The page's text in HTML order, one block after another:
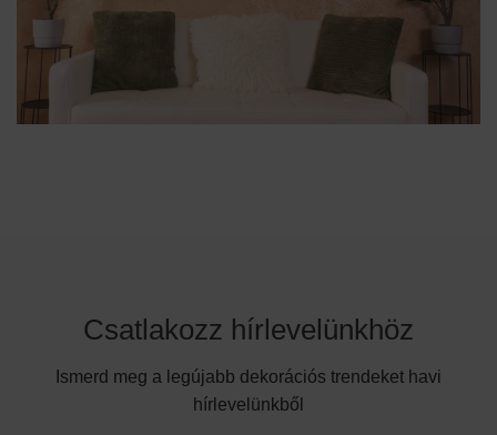
Csatlakozz hírlevelünkhöz
Ismerd meg a legújabb dekorációs trendeket havi
hírlevelünkből